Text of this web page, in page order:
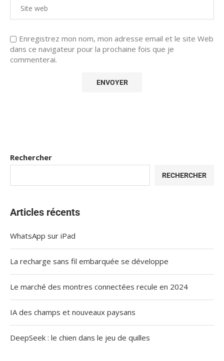
Enregistrez mon nom, mon adresse email et le site Web
dans ce navigateur pour la prochaine fois que je
commenterai.
Rechercher
RECHERCHER
Articles récents
WhatsApp sur iPad
La recharge sans fil embarquée se développe
Le marché des montres connectées recule en 2024
IA des champs et nouveaux paysans
DeepSeek : le chien dans le jeu de quilles